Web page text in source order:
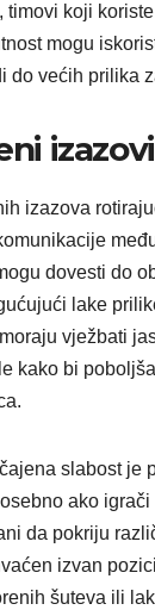
timovi koji
mogu
do većih prilika
izazova
dovesti do
lake
vježbati
kako bi
slabost je
ako
da pokriju
izvan
šuteva ili